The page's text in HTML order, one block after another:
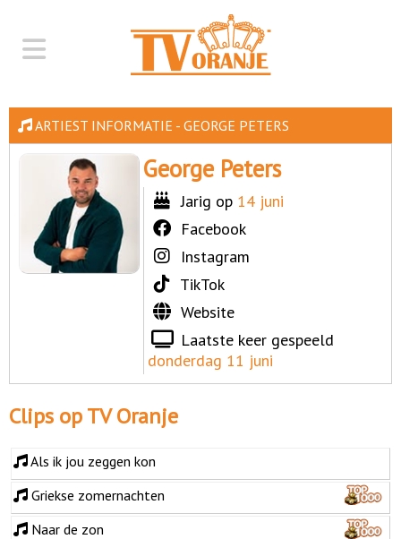
ARTIEST INFORMATIE - GEORGE PETERS
George Peters
Jarig op 14 juni
Facebook
Instagram
TikTok
Website
Laatste keer gespeeld
donderdag 11 juni
Clips op TV Oranje
Als ik jou zeggen kon
Griekse zomernachten
Naar de zon